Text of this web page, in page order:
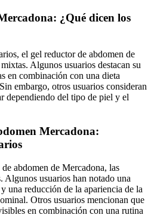
¿Qué dicen los
el gel reductor de abdomen de
Algunos usuarios destacan su
en combinación con una dieta
embargo, otros usuarios consideran
dependiendo del tipo de piel y el
Mercadona:
abdomen de Mercadona, las
Algunos usuarios han notado una
una reducción de la apariencia de la
Otros usuarios mencionan que
en combinación con una rutina